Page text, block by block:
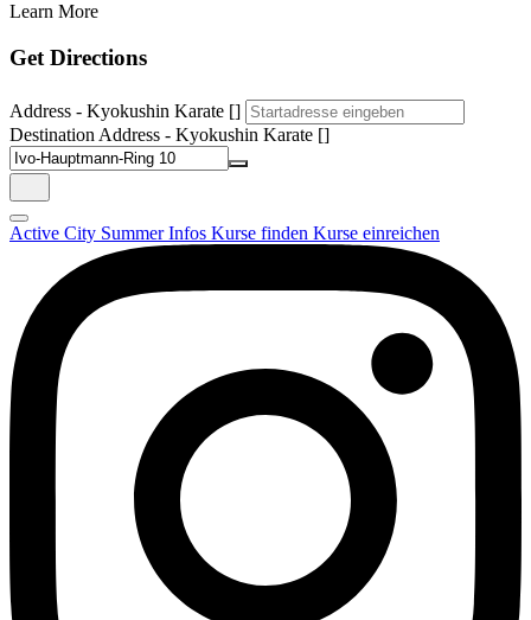
Learn More
Get Directions
Address - Kyokushin Karate []
Destination Address - Kyokushin Karate []
Active City SummerInfos Kurse finden Kurse einreichen